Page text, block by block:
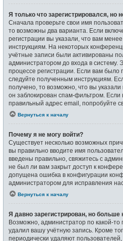
Я только что зарегистрировался, но
Сначала проверьте свои имя
то возможны два варианта. Если
регистрации вы указали, что вам
инструкциям. На некоторых
учётные записи были активированы
администратором до входа в
процессе регистрации. Если вам было
следуйте полученным инструкциям.
получено, то возможно, что вы
он заблокирован спам-фильтром. Если
правильный адрес email, попробуйте
Вернуться к началу
Почему я не могу войти?
Существует несколько возможных
вы правильно вводите имя
введены правильно, свяжитесь с
не был ли вам закрыт доступ к
допущена ошибка в конфигурации
администратором для исправления
Вернуться к началу
Я давно зарегистрирован, но больше
Возможно, администратор по какой-то
удалил вашу учётную запись. Кроме
периодически удаляют